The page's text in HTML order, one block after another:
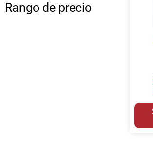
Rango de precio